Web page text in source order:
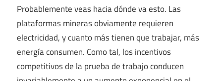
Probablemente veas hacia dónde va esto. Las
plataformas mineras obviamente requieren
electricidad, y cuanto más tienen que trabajar, más
energía consumen. Como tal, los incentivos
competitivos de la prueba de trabajo conducen